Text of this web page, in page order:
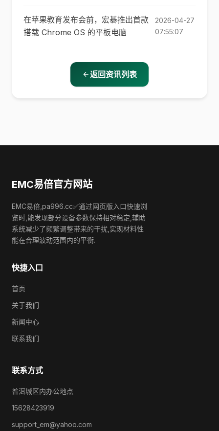
在苹果教育发布会前，宏碁推出首款
搭载 Chrome OS 的平板电脑
2026-04-27
07:55:07
返回资讯列表
EMC易倍官方网站
EMC易倍,pa996.cc✅通过网页版入口快速浏
览时,能发现部分设备参数保持相对稳定,辅助
系统减少了频繁调整带来的干扰,实现材料性
能在合理波动范围内的平衡.
快捷入口
首页
关于我们
新闻中心
联系我们
联系方式
普洱城区内办公地点
15628423919
support_em@yahoo.com